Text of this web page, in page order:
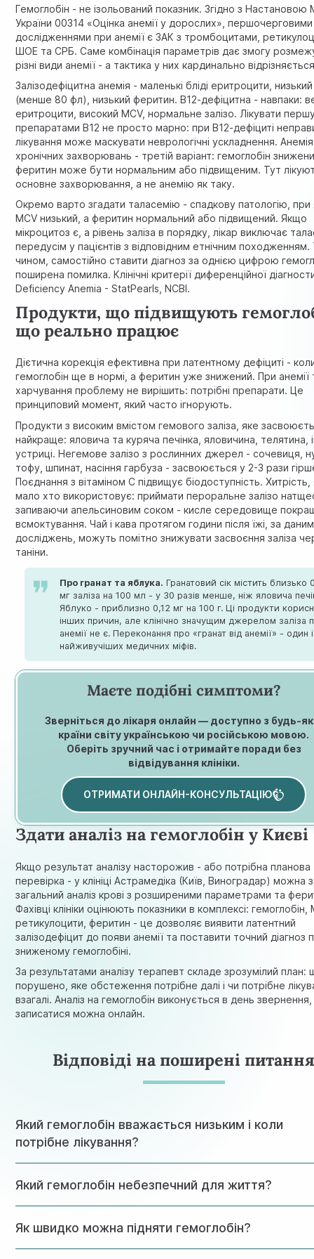
Гемоглобін - не ізольований показник. Згідно зНастановою
України 00314 «Оцінка анемії у дорослих» , першочерговими
дослідженнями при анемії є ЗАК з тромбоцитами,
ШОЕ та СРБ. Саме комбінація параметрів дає змогу
різні види анемії - а тактика у них кардинально
Залізодефіцитна анемія - маленькі бліді еритроцити,
(менше 80 фл), низький феритин. В12-дефіцитна - навпаки:
еритроцити, високий MCV, нормальне залізо. Лікувати
препаратами В12 не просто марно: при В12-дефіциті
лікування може маскувати неврологічні ускладнення. Анемія
хронічних захворювань - третій варіант: гемоглобін
феритин може бути нормальним або підвищеним. Тут
основне захворювання, а не анемію як таку.
Окремо варто згадати таласемію - спадкову патологію, при
MCV низький, а феритин нормальний або підвищений. Якщо
мікроцитоз є, а рівень заліза в порядку, лікар виключає
передусім у пацієнтів з відповідним етнічним
чином, самостійно ставити діагноз за однією цифрою
поширена помилка. Клінічні критерії диференційної
Deficiency Anemia - StatPearls, NCBI.
Продукти, що підвищують
що реально працює
Дієтична корекція ефективна при латентному дефіциті -
гемоглобін ще в нормі, а феритин уже знижений. При анемії
харчування проблему не вирішить: потрібні препарати. Це
принциповий момент, який часто ігнорують.
Продукти з високим вмістом гемового заліза, яке
найкраще: яловича та куряча печінка, яловичина, телятина,
устриці. Негемове залізо з рослинних джерел - сочевиця,
тофу, шпинат, насіння гарбуза - засвоюється у 2-3 рази
Поєднання з вітаміном С підвищує біодоступність. Хитрість,
мало хто використовує: приймати пероральне залізо
запиваючи апельсиновим соком - кисле середовище
всмоктування. Чай і кава протягом години після їжі, за
досліджень, можуть помітно знижувати засвоєння заліза
таніни.
Про гранат та яблука. Гранатовий сік містить близько
мг заліза на 100 мл - у 30 разів менше, ніж яловича
Яблуко - приблизно 0,12 мг на 100 г. Ці продукти
інших причин, але клінічно значущим джерелом заліза
анемії не є. Переконання про «гранат від анемії» - один
найживучіших медичних міфів.
Маєте подібні симптоми?
Зверніться до лікаря онлайн — доступно з будь-
країни світу українською чи російською мовою.
Оберіть зручний час і отримайте поради без
відвідування клініки.
ОТРИМАТИ ОНЛАЙН-КОНСУЛЬТАЦІЮ
Здати аналіз на гемоглобін у Києві
Якщо результат аналізу насторожив - або потрібна планова
перевірка - у клініці Астрамедіка (Київ, Виноградар) можна
загальний аналіз крові з розширеними параметрами та
Фахівці клініки оцінюють показники в комплексі: гемоглобін,
ретикулоцити, феритин - це дозволяє виявити латентний
залізодефіцит до появи анемії та поставити точний діагноз
зниженому гемоглобіні.
За результатами аналізу терапевт складе зрозумілий
порушено, яке обстеження потрібне далі і чи потрібне
взагалі. Аналіз на гемоглобін виконується в день звернення,
записатися можна онлайн.
Відповіді на поширені
Який гемоглобін вважається низьким і коли
потрібне лікування?
чоловіків - нижче 130 г/л, у вагітних - нижче 110 г/л (II
втручання визначає лікар.
Який гемоглобін небезпечний для життя?
ризик серцевої недостатності, особливо у літніх людей
Як швидко можна підняти гемоглобін?